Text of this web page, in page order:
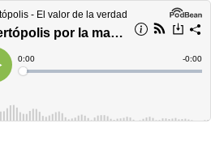
- El valor de la verdad
Libertópolis por la mañana, miércoles 29 de marzo de 2023
Current
Time
0:00
Loaded:
Time
-0:00